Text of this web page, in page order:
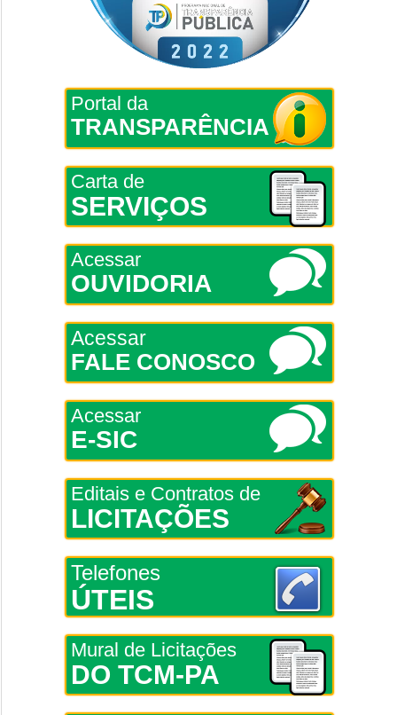
Portal da
TRANSPARÊNCIA
Carta de
SERVIÇOS
Acessar
OUVIDORIA
Acessar
FALE CONOSCO
Acessar
E-SIC
Editais e Contratos de
LICITAÇÕES
Telefones
ÚTEIS
Mural de Licitações
DO TCM-PA